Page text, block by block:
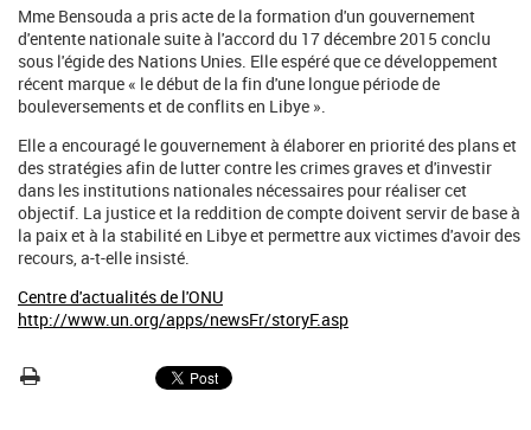
Mme Bensouda a pris acte de la formation d'un gouvernement
d'entente nationale suite à l'accord du 17 décembre 2015 conclu
sous l'égide des Nations Unies. Elle espéré que ce développement
récent marque « le début de la fin d'une longue période de
bouleversements et de conflits en Libye ».
Elle a encouragé le gouvernement à élaborer en priorité des plans et
des stratégies afin de lutter contre les crimes graves et d'investir
dans les institutions nationales nécessaires pour réaliser cet
objectif. La justice et la reddition de compte doivent servir de base à
la paix et à la stabilité en Libye et permettre aux victimes d'avoir des
recours, a-t-elle insisté.
Centre d'actualités de l'ONU
http://www.un.org/apps/newsFr/storyF.asp